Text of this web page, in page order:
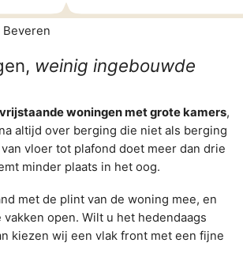
weinig ingebouwde
vrijstaande woningen met grote kamers,
altijd over berging die niet als berging
vloer tot plafond doet meer dan drie
minder plaats in het oog.
met de plint van de woning mee, en
open. Wilt u het hedendaags
kiezen wij een vlak front met een fijne